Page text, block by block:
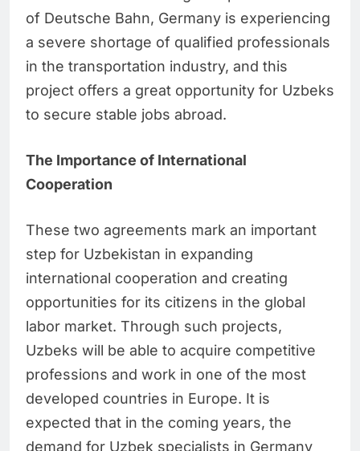
of Deutsche Bahn, Germany is experiencing
a severe shortage of qualified professionals
in the transportation industry, and this
project offers a great opportunity for Uzbeks
to secure stable jobs abroad.
The Importance of International
Cooperation
These two agreements mark an important
step for Uzbekistan in expanding
international cooperation and creating
opportunities for its citizens in the global
labor market. Through such projects,
Uzbeks will be able to acquire competitive
professions and work in one of the most
developed countries in Europe. It is
expected that in the coming years, the
demand for Uzbek specialists in Germany